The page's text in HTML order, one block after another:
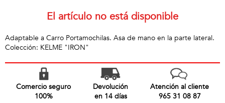
El artículo no está disponible
Adaptable a Carro Portamochilas. Asa de mano en la parte lateral.
Colección: KELME "IRON"
Comercio seguro
100%
Devolución
en 14 días
Atención al cliente
965 31 08 87